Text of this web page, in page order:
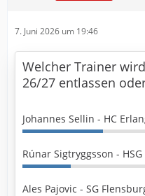
7. Juni 2026 um 19:46
Welcher Trainer
26/27 entlassen
Johannes Sellin - HC
Rúnar Sigtryggsson -
Ales Pajovic - SG